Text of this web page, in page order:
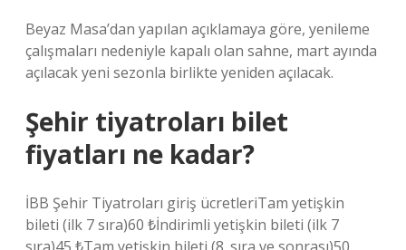
Beyaz Masa’dan yapılan açıklamaya göre, yenileme
çalışmaları nedeniyle kapalı olan sahne, mart ayında
açılacak yeni sezonla birlikte yeniden açılacak.
Şehir tiyatroları bilet
fiyatları ne kadar?
İBB Şehir Tiyatroları giriş ücretleriTam yetişkin
bileti (ilk 7 sıra)60 ₺İndirimli yetişkin bileti (ilk 7